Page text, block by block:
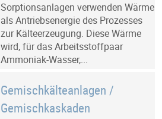
Sorptionsanlagen verwenden Wärme
als Antriebsenergie des Prozesses
zur Kälteerzeugung. Diese Wärme
wird, für das Arbeitsstoffpaar
Ammoniak-Wasser,...
Gemischkälteanlagen /
Gemischkaskaden